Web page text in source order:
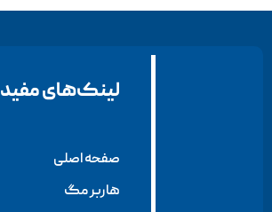
لینک‌های مفید
صفحه اصلی
هاربر مگ